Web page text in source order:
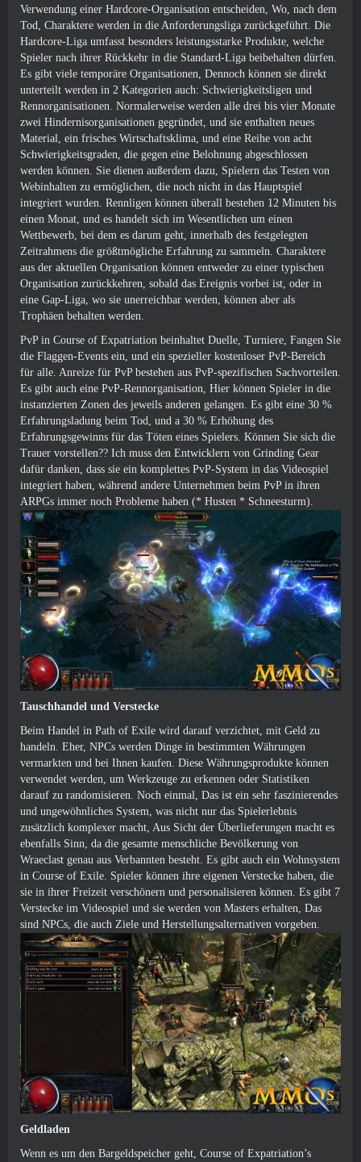
Verwendung einer Hardcore-Organisation entscheiden, Wo, nach dem
Tod, Charaktere werden in die Anforderungsliga zurückgeführt. Die
Hardcore-Liga umfasst besonders leistungsstarke Produkte, welche
Spieler nach ihrer Rückkehr in die Standard-Liga beibehalten dürfen.
Es gibt viele temporäre Organisationen, Dennoch können sie direkt
unterteilt werden in 2 Kategorien auch: Schwierigkeitsligen und
Rennorganisationen. Normalerweise werden alle drei bis vier Monate
zwei Hindernisorganisationen gegründet, und sie enthalten neues
Material, ein frisches Wirtschaftsklima, und eine Reihe von acht
Schwierigkeitsgraden, die gegen eine Belohnung abgeschlossen
werden können. Sie dienen außerdem dazu, Spielern das Testen von
Webinhalten zu ermöglichen, die noch nicht in das Hauptspiel
integriert wurden. Rennligen können überall bestehen 12 Minuten bis
einen Monat, und es handelt sich im Wesentlichen um einen
Wettbewerb, bei dem es darum geht, innerhalb des festgelegten
Zeitrahmens die größtmögliche Erfahrung zu sammeln. Charaktere
aus der aktuellen Organisation können entweder zu einer typischen
Organisation zurückkehren, sobald das Ereignis vorbei ist, oder in
eine Gap-Liga, wo sie unerreichbar werden, können aber als
Trophäen behalten werden.
PvP in Course of Expatriation beinhaltet Duelle, Turniere, Fangen Sie
die Flaggen-Events ein, und ein spezieller kostenloser PvP-Bereich
für alle. Anreize für PvP bestehen aus PvP-spezifischen Sachvorteilen.
Es gibt auch eine PvP-Rennorganisation, Hier können Spieler in die
instanzierten Zonen des jeweils anderen gelangen. Es gibt eine 30 %
Erfahrungsladung beim Tod, und a 30 % Erhöhung des
Erfahrungsgewinns für das Töten eines Spielers. Können Sie sich die
Trauer vorstellen?? Ich muss den Entwicklern von Grinding Gear
dafür danken, dass sie ein komplettes PvP-System in das Videospiel
integriert haben, während andere Unternehmen beim PvP in ihren
ARPGs immer noch Probleme haben (* Husten * Schneesturm).
Tauschhandel und Verstecke
Beim Handel in Path of Exile wird darauf verzichtet, mit Geld zu
handeln. Eher, NPCs werden Dinge in bestimmten Währungen
vermarkten und bei Ihnen kaufen. Diese Währungsprodukte können
verwendet werden, um Werkzeuge zu erkennen oder Statistiken
darauf zu randomisieren. Noch einmal, Das ist ein sehr faszinierendes
und ungewöhnliches System, was nicht nur das Spielerlebnis
zusätzlich komplexer macht, Aus Sicht der Überlieferungen macht es
ebenfalls Sinn, da die gesamte menschliche Bevölkerung von
Wraeclast genau aus Verbannten besteht. Es gibt auch ein Wohnsystem
in Course of Exile. Spieler können ihre eigenen Verstecke haben, die
sie in ihrer Freizeit verschönern und personalisieren können. Es gibt 7
Verstecke im Videospiel und sie werden von Masters erhalten, Das
sind NPCs, die auch Ziele und Herstellungsalternativen vorgeben.
Geldladen
Wenn es um den Bargeldspeicher geht, Course of Expatriation’s